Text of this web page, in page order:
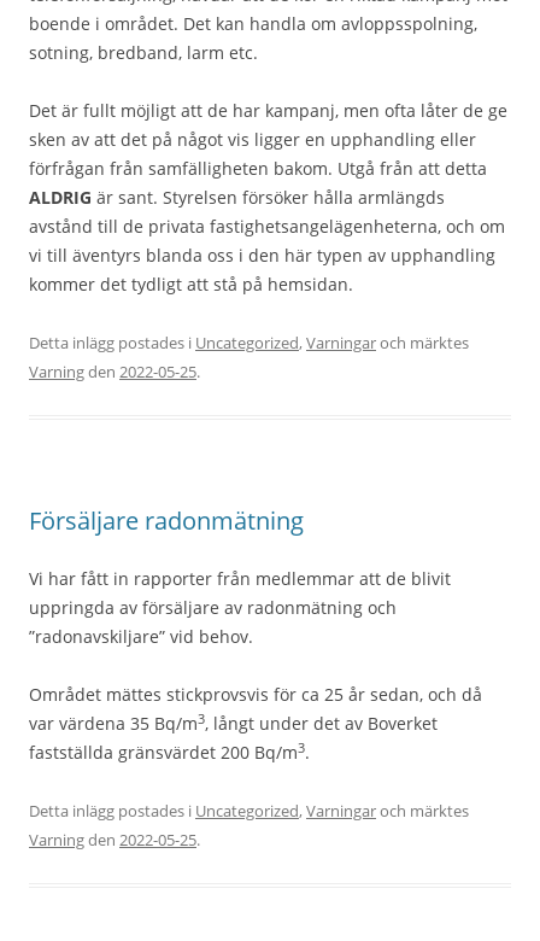
boende i området. Det kan handla om avloppsspolning,
sotning, bredband, larm etc.
Det är fullt möjligt att de har kampanj, men ofta låter de ge
sken av att det på något vis ligger en upphandling eller
förfrågan från samfälligheten bakom. Utgå från att detta
ALDRIG är sant. Styrelsen försöker hålla armlängds
avstånd till de privata fastighetsangelägenheterna, och om
vi till äventyrs blanda oss i den här typen av upphandling
kommer det tydligt att stå på hemsidan.
Detta inlägg postades i Uncategorized,Varningaroch märktes
Varningden 2022-05-25.
Försäljare radonmätning
Vi har fått in rapporter från medlemmar att de blivit
uppringda av försäljare av radonmätning och
”radonavskiljare” vid behov.
Området mättes stickprovsvis för ca 25 år sedan, och då
var värdena 35 Bq/m3, långt under det av Boverket
fastställda gränsvärdet 200 Bq/m3.
Detta inlägg postades i Uncategorized,Varningaroch märktes
Varningden 2022-05-25.